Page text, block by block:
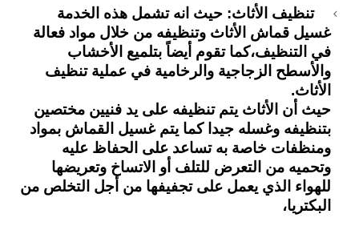
تنظيف الأثاث: حيث انه تشمل هذه الخدمة
غسيل قماش الأثاث وتنظيفه من خلال مواد فعالة
في التنظيف،كما تقوم أيضاً بتلميع الأخشاب
والأسطح الزجاجية والرخامية في عملية تنظيف
الأثاث.
حيث أن الأثاث يتم تنظيفه على يد فنيين مختصين
بتنظيفه وغسله جيدا كما يتم غسيل القماش بمواد
ومنظفات خاصة به تساعد على الحفاظ عليه
وتحميه من التعرض للتلف أو الاتساخ وتعريضها
للهواء الذي يعمل على تجفيفها من أجل التخلص من
البكتريا،